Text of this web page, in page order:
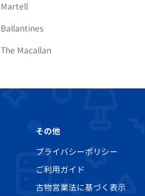
Martell
Ballantines
The Macallan
その他
プライバシーポリシー
ご利用ガイド
古物営業法に基づく表示